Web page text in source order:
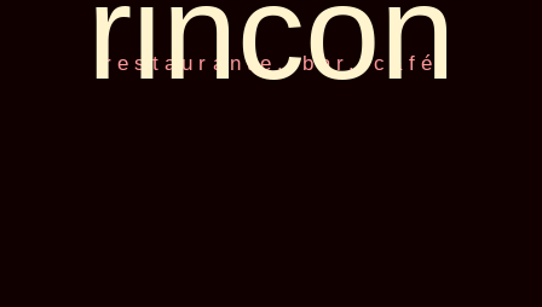
rincón
restaurante, bar, café